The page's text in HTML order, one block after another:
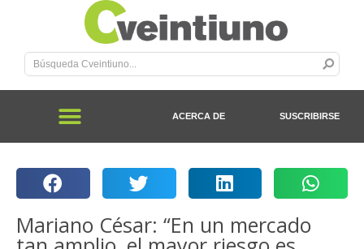
ACERCA DE SUSCRIBIRSE
Mariano César: “En un mercado